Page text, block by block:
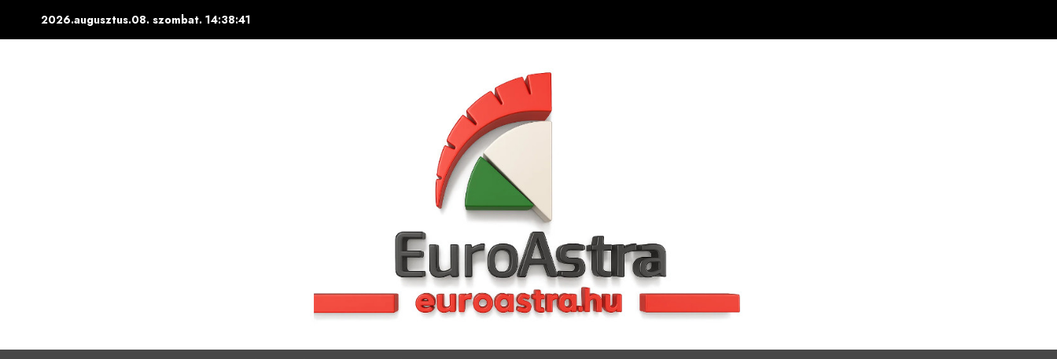
2026.augusztus.08. szombat. 14:38:43